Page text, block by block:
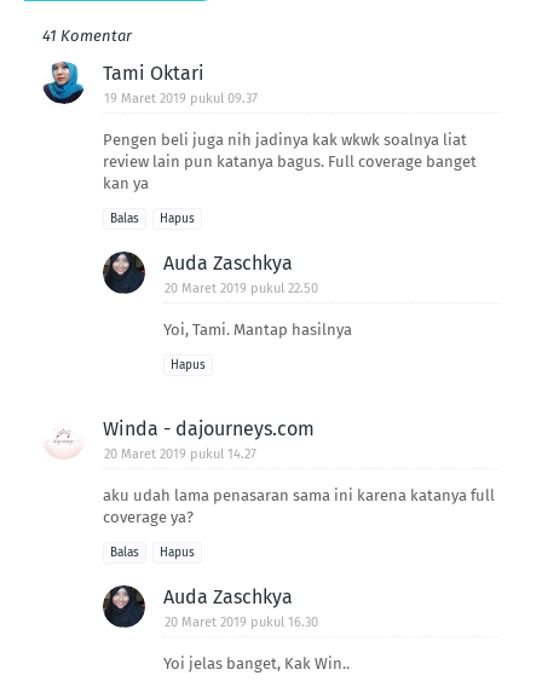
41 Komentar
Tami Oktari
19 Maret 2019 pukul 09.37
Pengen beli juga nih jadinya kak wkwk soalnya liat
review lain pun katanya bagus. Full coverage banget
kan ya
Balas Hapus
Auda Zaschkya
20 Maret 2019 pukul 22.50
Yoi, Tami. Mantap hasilnya
Hapus
Winda - dajourneys.com
20 Maret 2019 pukul 14.27
aku udah lama penasaran sama ini karena katanya full
coverage ya?
Balas Hapus
Auda Zaschkya
20 Maret 2019 pukul 16.30
Yoi jelas banget, Kak Win..